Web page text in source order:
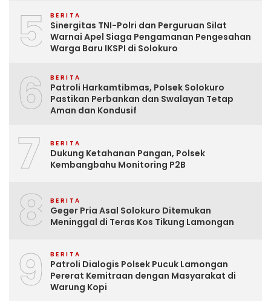
5 BERITA
Sinergitas TNI-Polri dan Perguruan Silat
Warnai Apel Siaga Pengamanan Pengesahan
Warga Baru IKSPI di Solokuro
6 BERITA
Patroli Harkamtibmas, Polsek Solokuro
Pastikan Perbankan dan Swalayan Tetap
Aman dan Kondusif
7 BERITA
Dukung Ketahanan Pangan, Polsek
Kembangbahu Monitoring P2B
8 BERITA
Geger Pria Asal Solokuro Ditemukan
Meninggal di Teras Kos Tikung Lamongan
9 BERITA
Patroli Dialogis Polsek Pucuk Lamongan
Pererat Kemitraan dengan Masyarakat di
Warung Kopi